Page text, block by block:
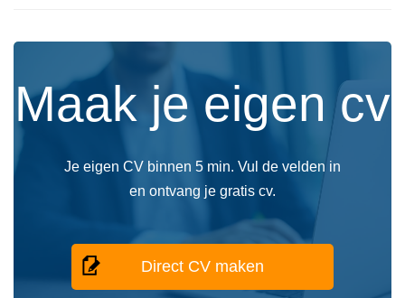
Maak je eigen cv
Je eigen CV binnen 5 min. Vul de velden in
en ontvang je gratis cv.
Direct CV maken